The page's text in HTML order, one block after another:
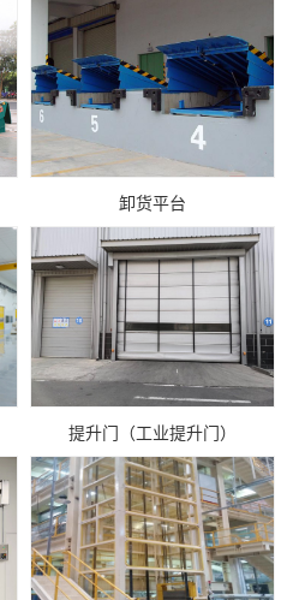
卸货平台
提升门（工业提升门）